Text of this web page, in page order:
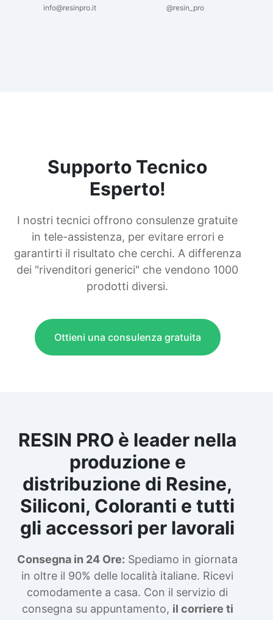
info@resinpro.it @resin_pro
Supporto Tecnico
Esperto!
I nostri tecnici offrono consulenze gratuite
in tele-assistenza, per evitare errori e
garantirti il risultato che cerchi. A differenza
dei "rivenditori generici" che vendono 1000
prodotti diversi.
Ottieni una consulenza gratuita
RESIN PRO è leader nella
produzione e
distribuzione di Resine,
Siliconi, Coloranti e tutti
gli accessori per lavorali
Consegna in 24 Ore: Spediamo in giornata
in oltre il 90% delle località italiane. Ricevi
comodamente a casa. Con il servizio di
consegna su appuntamento, il corriere ti